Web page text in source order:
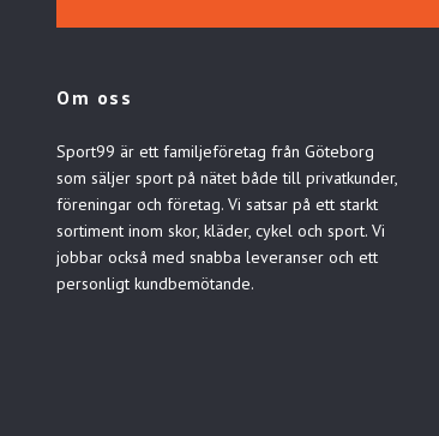
Om oss
Sport99 är ett familjeföretag från Göteborg
som säljer sport på nätet både till privatkunder,
föreningar och företag. Vi satsar på ett starkt
sortiment inom skor, kläder, cykel och sport. Vi
jobbar också med snabba leveranser och ett
personligt kundbemötande.